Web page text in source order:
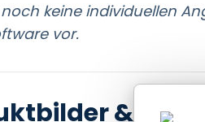
noch keine individuellen
vor.
&